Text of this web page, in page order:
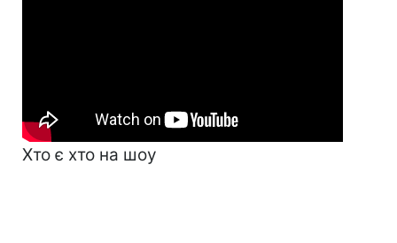
Хто є хто на шоу